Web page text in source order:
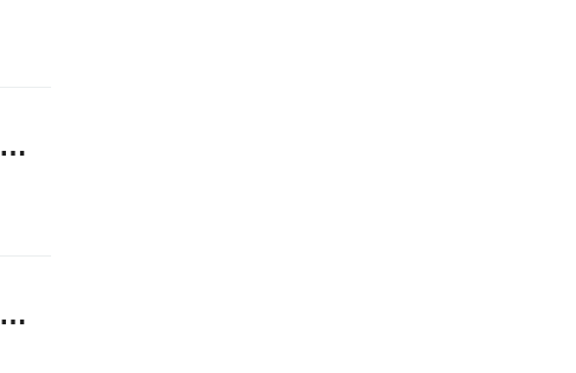
重庆市2024年“中华魂”（毛泽东崇高精神风范）主题教育读书活动演讲展示成功举行
涪陵区2024年“中华魂”（毛泽东崇高精神风范）主题教育读书活动汇报演讲活动成功举行